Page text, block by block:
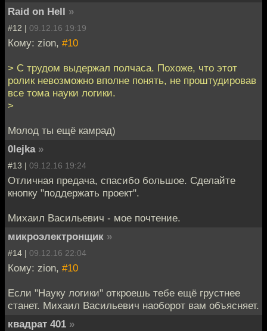
Raid on Hell »
#12 | 09.12.16 19:19
Кому: zion, #10
> С трудом выдержал полчаса. Похоже, что этот
ролик невозможно вполне понять, не проштудировав
все тома науки логики.
>
Молод ты ещё камрад)
0lejka »
#13 | 09.12.16 19:24
Отличная предача, спасибо большое. Сделайте
кнопку "поддержать проект".
Михаил Васильевич - мое почтение.
микроэлектронщик »
#14 | 09.12.16 22:04
Кому: zion, #10
Если "Науку логики" откроешь тебе ещё грустнее
станет. Михаил Васильевич наоборот вам объясняет.
квадрат 401 »